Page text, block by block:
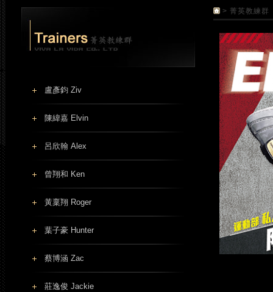
> 菁英教練群
盧彥鈞 Ziv
陳緯嘉 Elvin
呂欣翰 Alex
曾翔和 Ken
黃稟翔 Roger
葉子豪 Hunter
蔡博涵 Zac
莊逸俊 Jackie